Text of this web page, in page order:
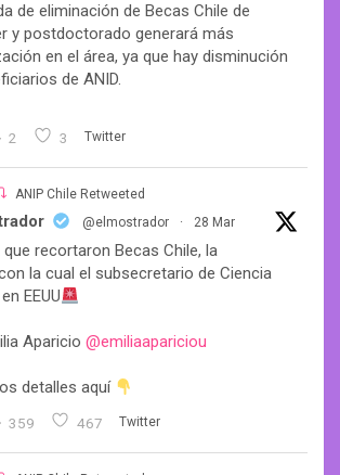
de eliminación de Becas Chile de
y postdoctorado generará más
en el área, ya que hay disminución
de ANID.
2 3 Twitter
ANIP Chile Retweeted
@elmostrador · 28 Mar
que recortaron Becas Chile, la
la cual el subsecretario de Ciencia
EEUU
Aparicio @emiliaapariciou
detalles aquí
359 467 Twitter